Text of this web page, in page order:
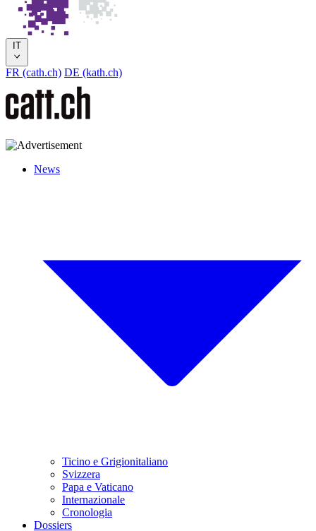
IT
FR (cath.ch) DE (kath.ch)
News
Ticino e Grigionitaliano
Svizzera
Papa e Vaticano
Internazionale
Cronologia
Dossiers